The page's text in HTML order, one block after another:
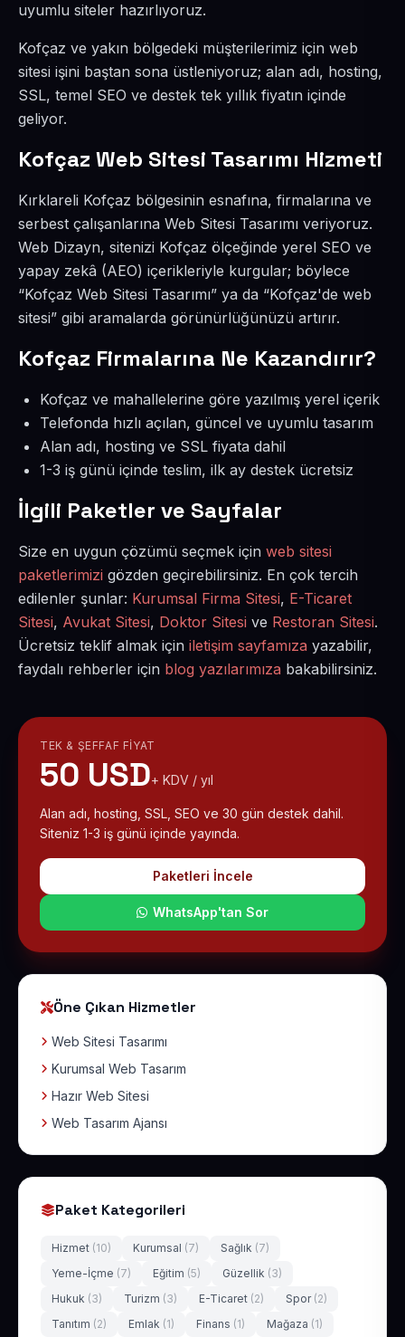
uyumlu siteler hazırlıyoruz.
Kofçaz ve yakın bölgedeki müşterilerimiz için web
sitesi işini baştan sona üstleniyoruz; alan adı, hosting,
SSL, temel SEO ve destek tek yıllık fiyatın içinde
geliyor.
Kofçaz Web Sitesi Tasarımı Hizmeti
Kırklareli Kofçaz bölgesinin esnafına, firmalarına ve
serbest çalışanlarına Web Sitesi Tasarımı veriyoruz.
Web Dizayn, sitenizi Kofçaz ölçeğinde yerel SEO ve
yapay zekâ (AEO) içerikleriyle kurgular; böylece
“Kofçaz Web Sitesi Tasarımı” ya da “Kofçaz'de web
sitesi” gibi aramalarda görünürlüğünüzü artırır.
Kofçaz Firmalarına Ne Kazandırır?
Kofçaz ve mahallelerine göre yazılmış yerel içerik
Telefonda hızlı açılan, güncel ve uyumlu tasarım
Alan adı, hosting ve SSL fiyata dahil
1-3 iş günü içinde teslim, ilk ay destek ücretsiz
İlgili Paketler ve Sayfalar
Size en uygun çözümü seçmek için web sitesi
paketlerimizi gözden geçirebilirsiniz. En çok tercih
edilenler şunlar: Kurumsal Firma Sitesi, E-Ticaret
Sitesi, Avukat Sitesi, Doktor Sitesi ve Restoran Sitesi.
Ücretsiz teklif almak için iletişim sayfamıza yazabilir,
faydalı rehberler için blog yazılarımıza bakabilirsiniz.
TEK & ŞEFFAF FIYAT
50 USD+ KDV / yıl
Alan adı, hosting, SSL, SEO ve 30 gün destek dahil.
Siteniz 1-3 iş günü içinde yayında.
Paketleri İncele
WhatsApp'tan Sor
Öne Çıkan Hizmetler
Web Sitesi Tasarımı
Kurumsal Web Tasarım
Hazır Web Sitesi
Web Tasarım Ajansı
Paket Kategorileri
Hizmet (10) Kurumsal (7) Sağlık (7)
Yeme-İçme (7) Eğitim (5) Güzellik (3)
Hukuk (3) Turizm (3) E-Ticaret (2) Spor (2)
Tanıtım (2) Emlak (1) Finans (1) Mağaza (1)